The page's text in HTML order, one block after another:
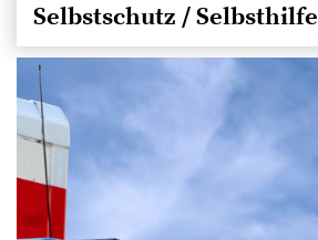
Selbstschutz / Selbsthilfe